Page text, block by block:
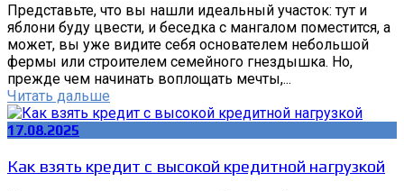
Представьте, что вы нашли идеальный участок: тут и
яблони буду цвести, и беседка с мангалом поместится, а
может, вы уже видите себя основателем небольшой
фермы или строителем семейного гнездышка. Но,
прежде чем начинать воплощать мечты,...
Читать дальше
17.08.2025
Как взять кредит с высокой кредитной нагрузкой